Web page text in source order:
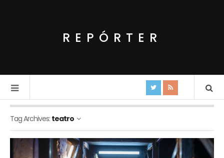
REPÓRTER
Tag Archives: teatro